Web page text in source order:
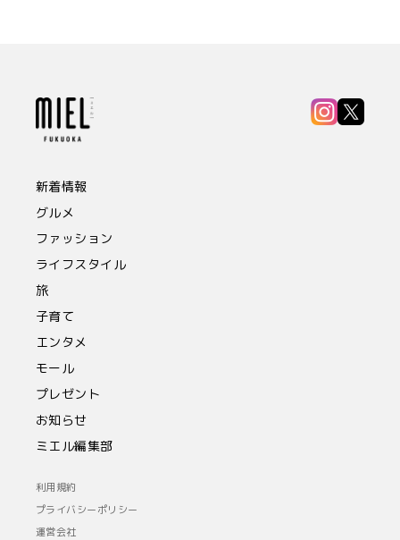
新着情報
グルメ
ファッション
ライフスタイル
旅
子育て
エンタメ
モール
プレゼント
お知らせ
ミエル編集部
利用規約
プライバシーポリシー
運営会社